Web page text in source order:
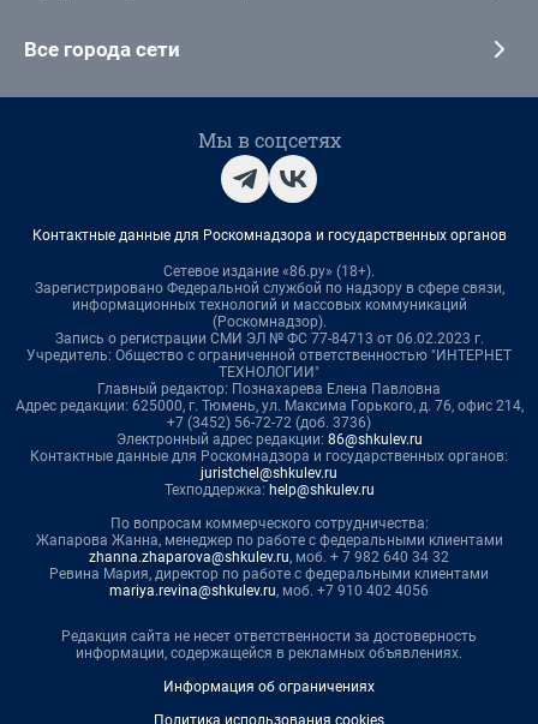
Все города сети
Мы в соцсетях
Контактные данные для Роскомнадзора и государственных органов
Сетевое издание «86.ру» (18+).
Зарегистрировано Федеральной службой по надзору в сфере связи,
информационных технологий и массовых коммуникаций
(Роскомнадзор).
Запись о регистрации СМИ ЭЛ № ФС 77-84713 от 06.02.2023 г.
Учредитель: Общество с ограниченной ответственностью "ИНТЕРНЕТ
ТЕХНОЛОГИИ"
Главный редактор: Познахарева Елена Павловна
Адрес редакции: 625000, г. Тюмень, ул. Максима Горького, д. 76, офис 214,
+7 (3452) 56-72-72 (доб. 3736)
Электронный адрес редакции: 86@shkulev.ru
Контактные данные для Роскомнадзора и государственных органов:
juristchel@shkulev.ru
Техподдержка: help@shkulev.ru
По вопросам коммерческого сотрудничества:
Жапарова Жанна, менеджер по работе с федеральными клиентами
zhanna.zhaparova@shkulev.ru, моб. + 7 982 640 34 32
Ревина Мария, директор по работе с федеральными клиентами
mariya.revina@shkulev.ru, моб. +7 910 402 4056
Редакция сайта не несет ответственности за достоверность
информации, содержащейся в рекламных объявлениях.
Информация об ограничениях
Политика использования cookies